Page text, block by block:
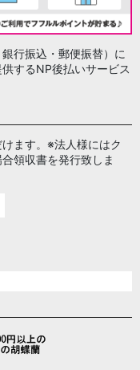
行振込・郵便振替）に
するNP後払いサービス
ます。※法人様にはク
領収書を発行致しま